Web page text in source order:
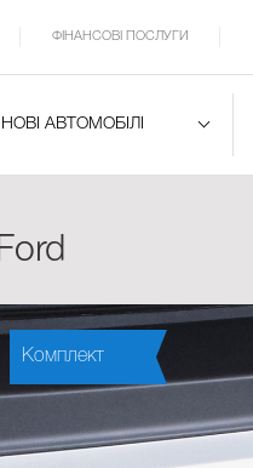
ФІНАНСОВІ ПОСЛУГИ
НОВІ АВТОМОБІЛІ
Комплект